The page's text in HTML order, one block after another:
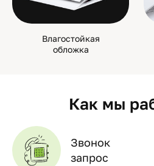
Влагостойкая
обложка
Как мы
Звонок
запрос